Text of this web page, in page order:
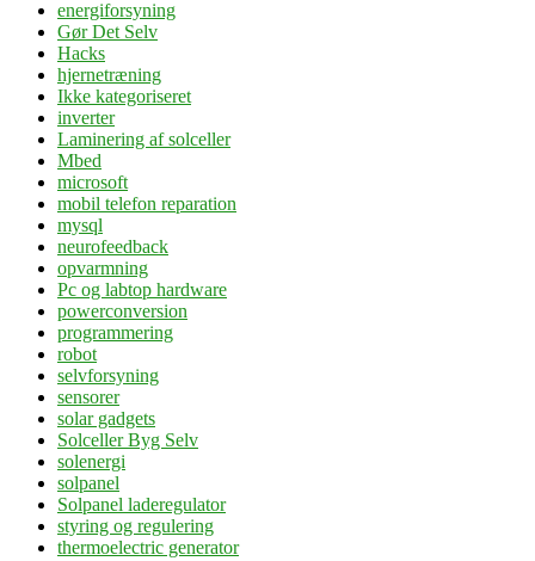
energiforsyning
Gør Det Selv
Hacks
hjernetræning
Ikke kategoriseret
inverter
Laminering af solceller
Mbed
microsoft
mobil telefon reparation
mysql
neurofeedback
opvarmning
Pc og labtop hardware
powerconversion
programmering
robot
selvforsyning
sensorer
solar gadgets
Solceller Byg Selv
solenergi
solpanel
Solpanel laderegulator
styring og regulering
thermoelectric generator